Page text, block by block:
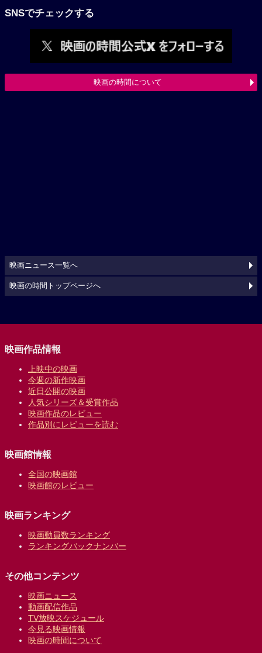
SNSでチェックする
映画の時間について
映画ニュース一覧へ
映画の時間トップページへ
映画作品情報
上映中の映画
今週の新作映画
近日公開の映画
人気シリーズ＆受賞作品
映画作品のレビュー
作品別にレビューを読む
映画館情報
全国の映画館
映画館のレビュー
映画ランキング
映画動員数ランキング
ランキングバックナンバー
その他コンテンツ
映画ニュース
動画配信作品
TV放映スケジュール
今見る映画情報
映画の時間について